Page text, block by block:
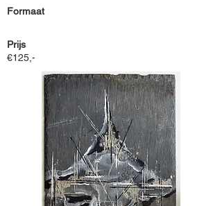
Formaat
Prijs
€125,-